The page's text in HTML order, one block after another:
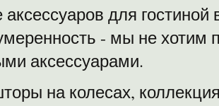
для
- мы не хотим
аксессуарами.
на колесах,